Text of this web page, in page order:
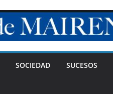
SOCIEDAD SUCESOS